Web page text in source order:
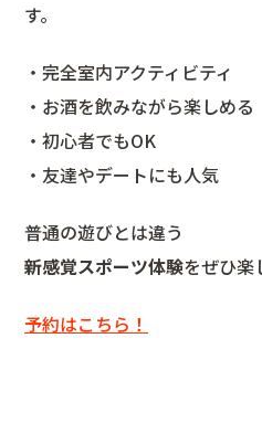
す。
・完全室内アクティビティ
・お酒を飲みながら楽しめる
・初心者でもOK
・友達やデートにも人気
普通の遊びとは違う
新感覚スポーツ体験をぜひ楽
予約はこちら！